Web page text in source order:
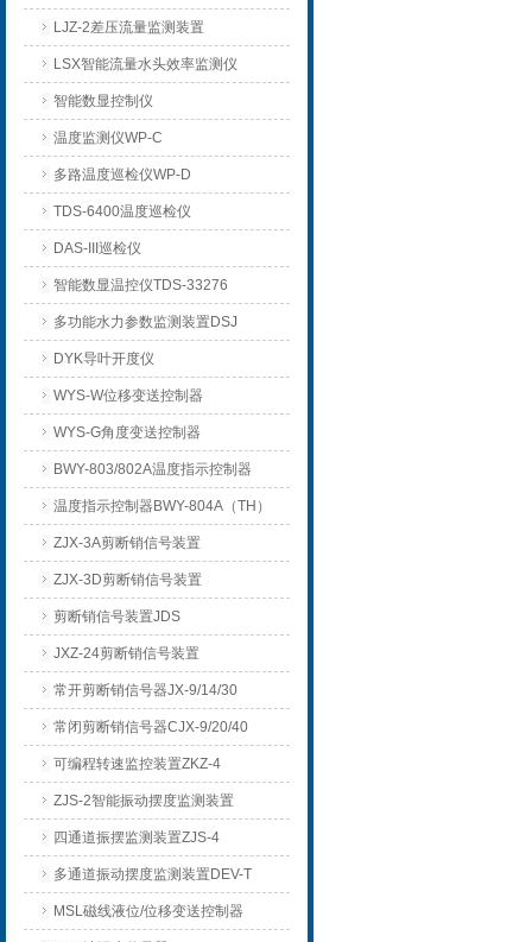
LJZ-2差压流量监测装置
LSX智能流量水头效率监测仪
智能数显控制仪
温度监测仪WP-C
多路温度巡检仪WP-D
TDS-6400温度巡检仪
DAS-III巡检仪
智能数显温控仪TDS-33276
多功能水力参数监测装置DSJ
DYK导叶开度仪
WYS-W位移变送控制器
WYS-G角度变送控制器
BWY-803/802A温度指示控制器
温度指示控制器BWY-804A（TH）
ZJX-3A剪断销信号装置
ZJX-3D剪断销信号装置
剪断销信号装置JDS
JXZ-24剪断销信号装置
常开剪断销信号器JX-9/14/30
常闭剪断销信号器CJX-9/20/40
可编程转速监控装置ZKZ-4
ZJS-2智能振动摆度监测装置
四通道振摆监测装置ZJS-4
多通道振动摆度监测装置DEV-T
MSL磁线液位/位移变送控制器